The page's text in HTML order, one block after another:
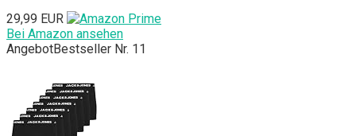
29,99 EUR
Bei Amazon ansehen
AngebotBestseller Nr. 11